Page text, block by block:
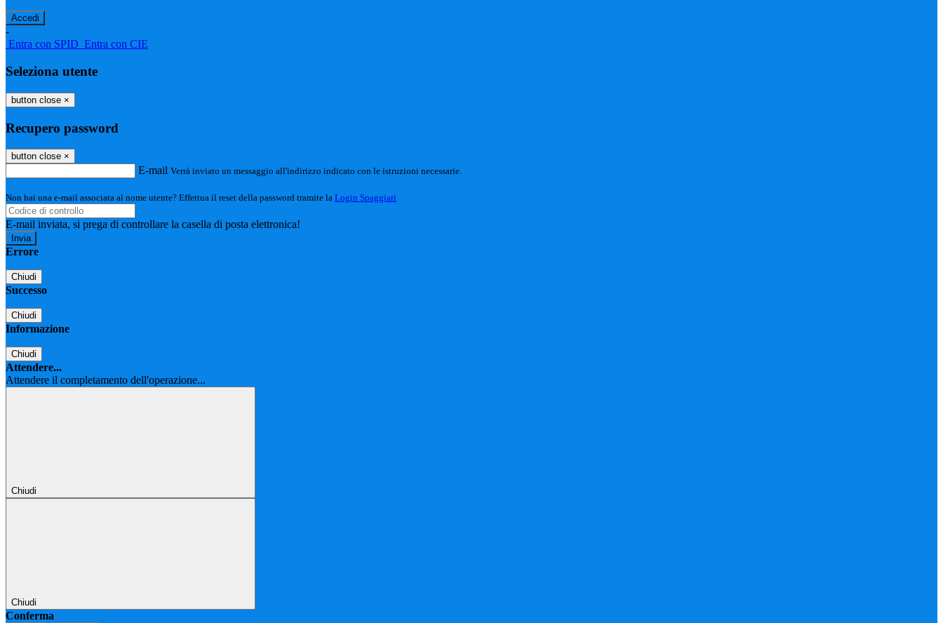
-
Entra con SPID Entra con CIE
Seleziona utente
button close ×
Recupero password
button close ×
E-mail Verrà inviato un messaggio all'indirizzo indicato con le istruzioni necessarie.
Non hai una e-mail associata al nome utente? Effettua il reset della password tramite la Login Spaggiari
E-mail inviata, si prega di controllare la casella di posta elettronica!
Errore
Chiudi
Successo
Chiudi
Informazione
Chiudi
Attendere...
Attendere il completamento dell'operazione...
Chiudi
Chiudi
Conferma